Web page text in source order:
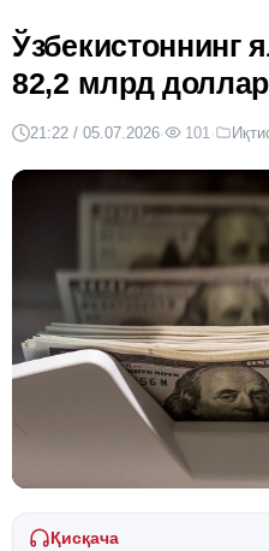
Ўзбекистоннинг
82,2 млрд
21:22 / 05.07.2026· 101 ·
Қисқача